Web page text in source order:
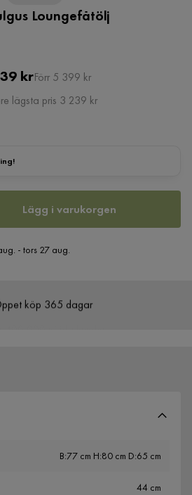
Loungefåtölj
Pris
krOriginal
Pris
Förr 5 399 kr
lägsta pris 3 239 kr
Lägg i varukorgen
- tors 27 aug.
400 000 nöjda kunder
B:77 cm H:80 cm D:65 cm
44 cm